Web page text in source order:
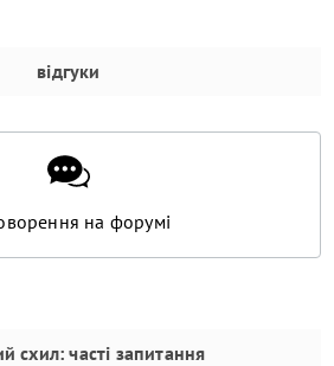
відгуки
на форумі
схил: часті запитання